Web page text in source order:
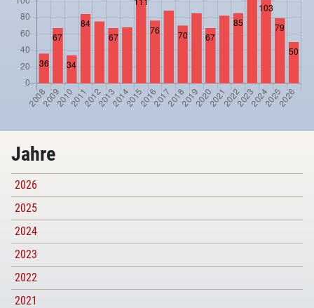
Jahre
2026
2025
2024
2023
2022
2021